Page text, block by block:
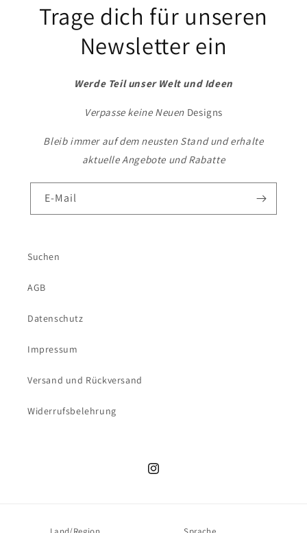
Trage dich für unseren
Newsletter ein
Werde Teil unser Welt und Ideen
Verpasse keine Neuen Designs
Bleib immer auf dem neusten Stand und erhalte
aktuelle Angebote und Rabatte
E-Mail
Suchen
AGB
Datenschutz
Impressum
Versand und Rückversand
Widerrufsbelehrung
Instagram